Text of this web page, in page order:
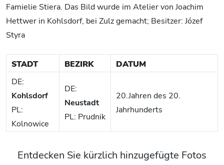
Famielie Stiera. Das Bild wurde im Atelier von Joachim
Hettwer in Kohlsdorf, bei Zulz gemacht; Besitzer: Józef
Styra
STADT BEZIRK
DATUM
DE:
Kohlsdorf
PL:
Kolnowice
DE:
Neustadt
PL: Prudnik
20.Jahren des 20.
Jahrhunderts
Entdecken Sie kürzlich hinzugefügte Fotos